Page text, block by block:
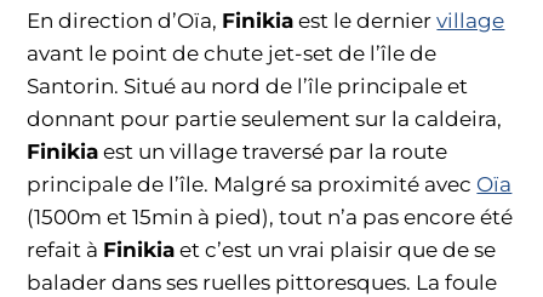
En direction d’Oïa, Finikia est le derniervillage
avant le point de chute jet-set de l’île de
Santorin. Situé au nord de l’île principale et
donnant pour partie seulement sur la caldeira,
Finikia est un village traversé par la route
principale de l’île. Malgré sa proximité avec Oïa
(1500m et 15min à pied), tout n’a pas encore été
refait à Finikia et c’est un vrai plaisir que de se
balader dans ses ruelles pittoresques. La foule